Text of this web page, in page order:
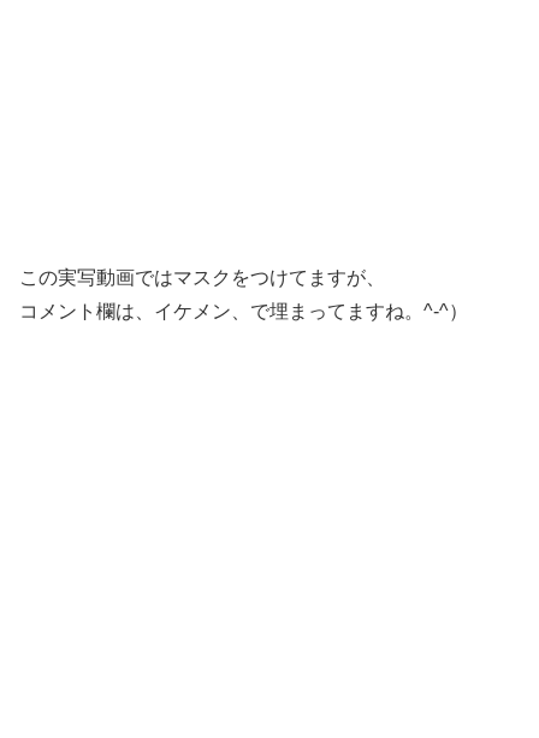
この実写動画ではマスクをつけてますが、
コメント欄は、イケメン、で埋まってますね。^-^）